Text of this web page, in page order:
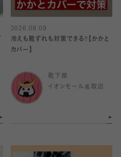
2026.08.09
冷えも靴ずれも対策できる‼️【かかと
カバー】
靴下屋
イオンモール名取店